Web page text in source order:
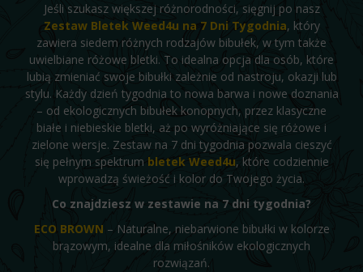
Jeśli szukasz większej różnorodności, sięgnij po nasz
Zestaw Bletek Weed4u na 7 Dni Tygodnia, który
zawiera siedem różnych rodzajów bibułek, w tym także
uwielbiane różowe bletki. To idealna opcja dla osób, które
lubią zmieniać swoje bibułki zależnie od nastroju, okazji lub
stylu. Każdy dzień tygodnia to nowa barwa i nowe doznania
– od ekologicznych bibułek konopnych, przez klasyczne
białe i niebieskie bletki, aż po wyróżniające się różowe i
zielone wersje. Zestaw na 7 dni tygodnia pozwala cieszyć
się pełnym spektrum bletek Weed4u, które codziennie
wprowadzą świeżość i kolor do Twojego życia.
Co znajdziesz w zestawie na 7 dni tygodnia?
ECO BROWN – Naturalne, niebarwione bibułki w kolorze
brązowym, idealne dla miłośników ekologicznych
rozwiązań.